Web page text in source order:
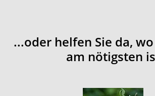
...oder helfen Sie da,
am nötigsten